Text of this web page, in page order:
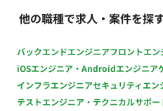
他の職種で求人・案件を探
バックエンドエンジニアフロントエン
iOSエンジニア・Androidエンジニア
インフラエンジニアセキュリティエン
テストエンジニア・テクニカルサポー